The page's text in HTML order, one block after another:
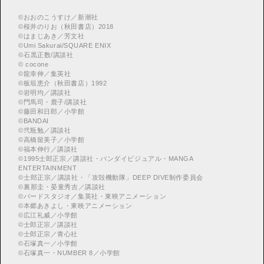
©おおのこうすけ／新潮社
©桜井のりお（秋田書店）2018
©はまじあき／芳文社
©Umi Sakurai/SQUARE ENIX
©︎石黒正数/講談社
© cocone
©龍幸伸／集英社
©板垣恵介（秋田書店）1992
©岩明均／講談社
©門馬司・鹿子/講談社
©藤田和日郎／小学館
©BANDAI
©弐瓶勉／講談社
©高橋留美子／小学館
©福本伸行／講談社
©︎1995士郎正宗／講談社・バンダイビジュアル・MANGA
ENTERTAINMENT
©︎士郎正宗／講談社・「攻殻機動隊」DEEP DIVE制作委員会
©︎裏那圭・晏童秀吉／講談社
©バードスタジオ／集英社・東映アニメーション
©本郷あきよし・東映アニメーション
©広江礼威／小学館
©士郎正宗／講談社
©士郎正宗／青心社
©石塚真一／小学館
©石塚真一・NUMBER 8／小学館